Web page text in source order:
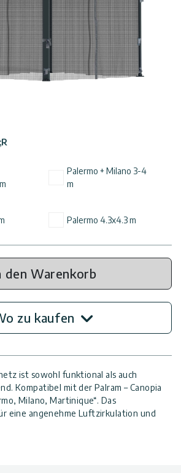
Palermo + Milano 3-4
m
Palermo 4.3x4.3 m
den Warenkorb
zu kaufen
ist sowohl funktional als auch
Kompatibel mit der Palram – Canopia
Milano, Martinique“. Das
eine angenehme Luftzirkulation und
die einfach und schnell in die